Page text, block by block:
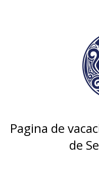
Pagina de
de